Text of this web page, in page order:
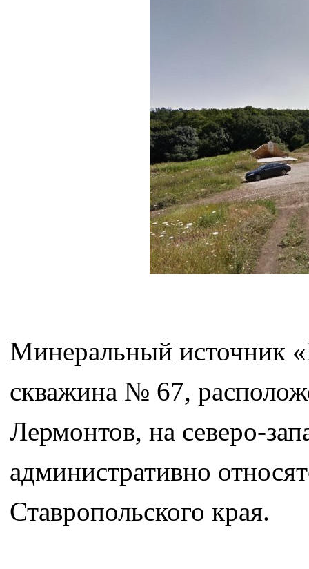
Минеральный источник
скважина № 67,
Лермонтов, на северо-
административно
Ставропольского края.